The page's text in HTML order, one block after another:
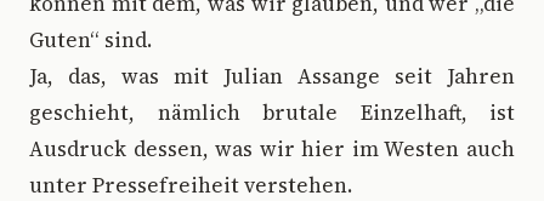
Guten“ sind.
Ja, das, was mit Julian Assange seit Jahren
geschieht, nämlich brutale Einzelhaft, ist
Ausdruck dessen, was wir hier im Westen auch
unter Pressefreiheit verstehen.